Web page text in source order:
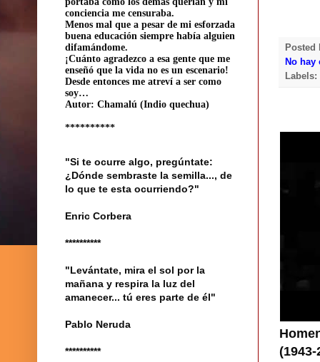
No
Labels:
conciencia me censuraba.
Menos mal que a pesar de mi esforzada
buena educación siempre había alguien
difamándome.
¡Cuánto agradezco a esa gente que me
enseñó que la vida no es un escenario!
Desde entonces me atreví a ser como
soy…
Autor: Chamalú (Indio quechua)
**********
"Si te ocurre algo, pregúntate:
¿Dónde sembraste la semilla..., de
lo que te esta ocurriendo?"
Enric Corbera
**********
"Levántate, mira el sol por la
mañana y respira la luz del
amanecer... tú eres parte de él"
Pablo Neruda
**********